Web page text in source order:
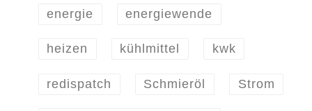
energie energiewende
heizen kühlmittel kwk
redispatch Schmieröl Strom